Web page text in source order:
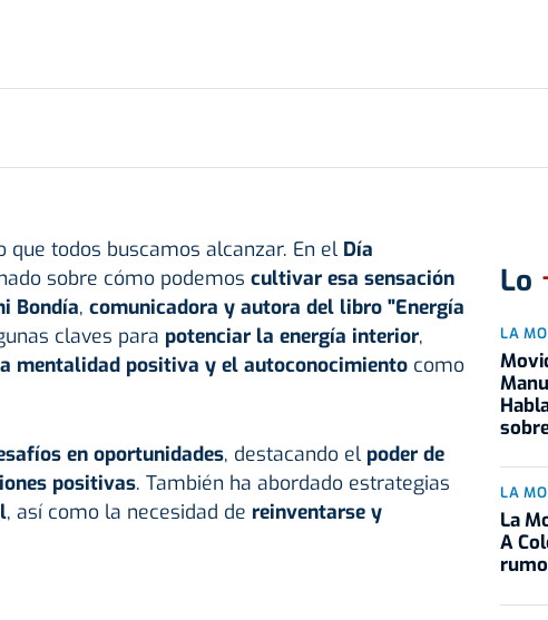
que todos buscamos alcanzar. En el Día
sobre cómo podemos cultivar esa sensación
Bondía, comunicadora y autora del libro "Energía
claves para potenciar la energía interior,
mentalidad positiva y el autoconocimientocomo
en oportunidades, destacando el poder de
positivas. También ha abordado estrategias
, así como la necesidad de reinventarse y
Lo
LA
LA
La
A